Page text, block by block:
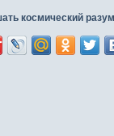
космический